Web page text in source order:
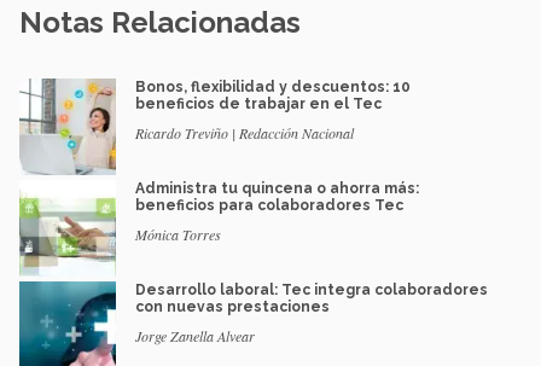
Notas Relacionadas
Bonos, flexibilidad y descuentos: 10
beneficios de trabajar en el Tec
Ricardo Treviño | Redacción Nacional
Administra tu quincena o ahorra más:
beneficios para colaboradores Tec
Mónica Torres
Desarrollo laboral: Tec integra colaboradores
con nuevas prestaciones
Jorge Zanella Alvear